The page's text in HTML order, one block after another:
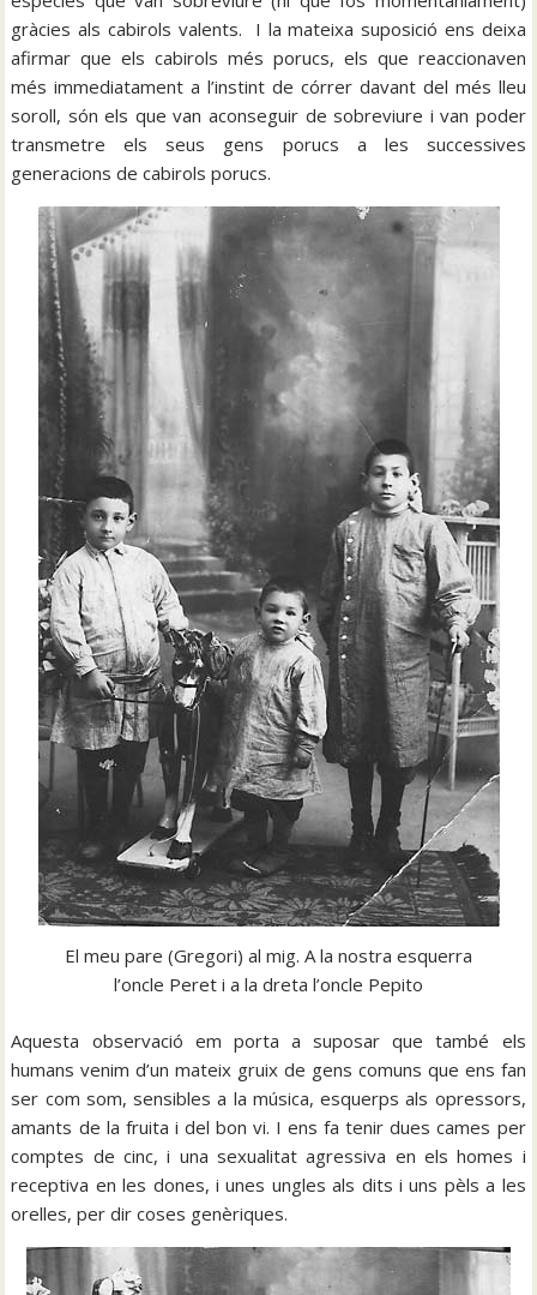
gràcies als cabirols valents. I la mateixa suposició ens deixa
afirmar que els cabirols més porucs, els que reaccionaven
més immediatament a l’instint de córrer davant del més lleu
soroll, són els que van aconseguir de sobreviure i van poder
transmetre els seus gens porucs a les successives
generacions de cabirols porucs.
El meu pare (Gregori) al mig. A la nostra esquerra
l’oncle Peret i a la dreta l’oncle Pepito
Aquesta observació em porta a suposar que també els
humans venim d’un mateix gruix de gens comuns que ens fan
ser com som, sensibles a la música, esquerps als opressors,
amants de la fruita i del bon vi. I ens fa tenir dues cames per
comptes de cinc, i una sexualitat agressiva en els homes i
receptiva en les dones, i unes ungles als dits i uns pèls a les
orelles, per dir coses genèriques.